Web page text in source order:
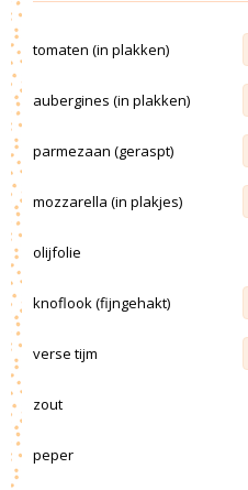
tomaten (in plakken)
aubergines (in plakken)
parmezaan (geraspt)
mozzarella (in plakjes)
olijfolie
knoflook (fijngehakt)
verse tijm
zout
peper